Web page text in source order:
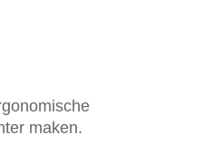
maken.